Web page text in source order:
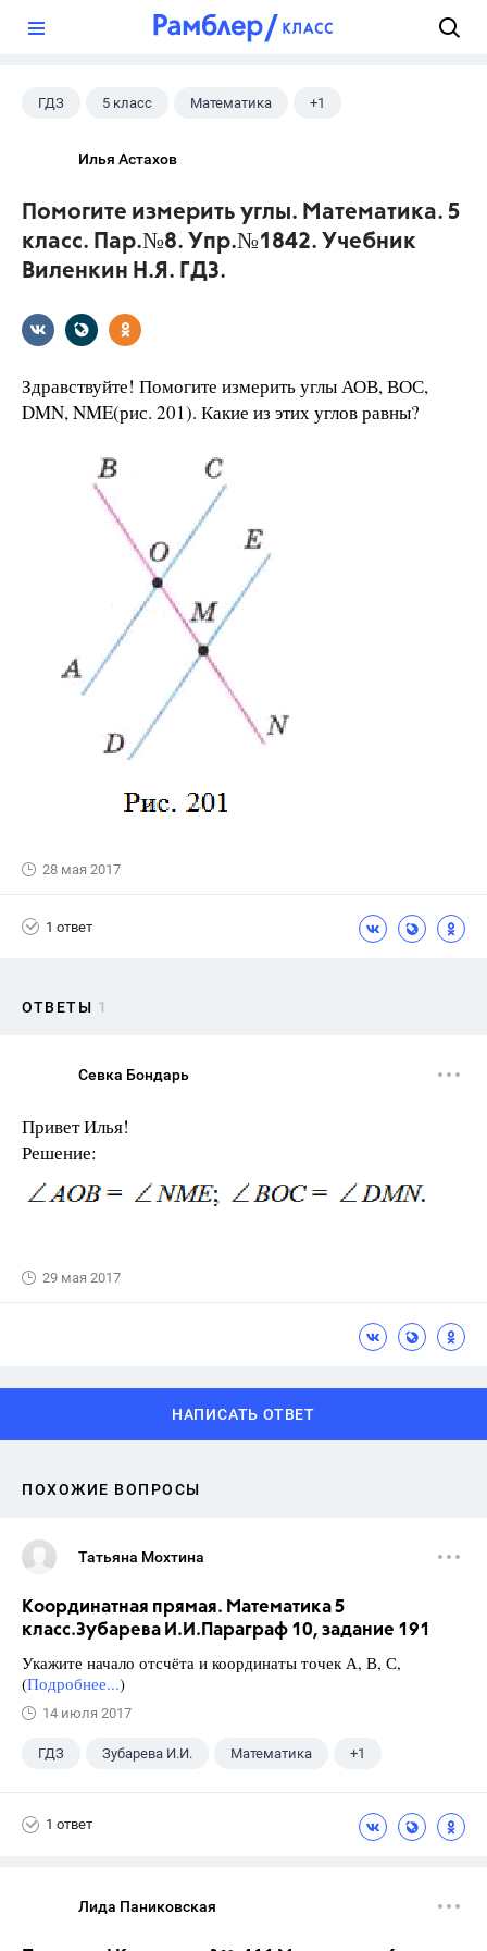
ГДЗ 5 класс Математика +1
Илья Астахов
Помогите измерить углы. Математика. 5
класс. Пар.№8. Упр.№1842. Учебник
Виленкин Н.Я. ГДЗ.
Здравствуйте! Помогите измерить углы АОВ, ВОС,
DMN, NME(рис. 201). Какие из этих углов равны?
28 мая 2017
1 ответ
ОТВЕТЫ 1
Севка Бондарь
Привет Илья!
Решение:
29 мая 2017
НАПИСАТЬ ОТВЕТ
ПОХОЖИЕ ВОПРОСЫ
Татьяна Мохтина
Координатная прямая. Математика 5
класс.Зубарева И.И.Параграф 10, задание 191
Укажите начало отсчёта и координаты точек А, В, С,
(Подробнее...)
14 июля 2017
ГДЗ Зубарева И.И. Математика +1
1 ответ
Лида Паниковская